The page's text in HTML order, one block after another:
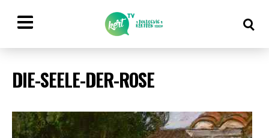
DIE-SEELE-DER-ROSE